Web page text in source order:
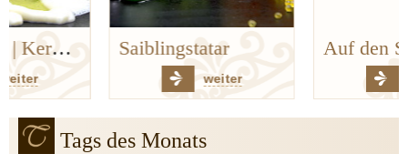
Saiblingstatar Auf den Spuren der Bergischen Küchenklassiker
Tags des Monats